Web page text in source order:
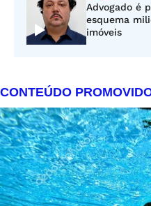
Advogado é
esquema
imóveis